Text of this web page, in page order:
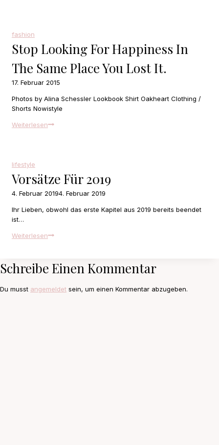
fashion
Stop Looking For Happiness In
The Same Place You Lost It.
17. Februar 2015
Photos by Alina Schessler Lookbook Shirt Oakheart Clothing /
Shorts Nowistyle
WeiterlesenStop
same
place
lost
lifestyle
Vorsätze Für 2019
4. Februar 20194. Februar 2019
Ihr Lieben, obwohl das erste Kapitel aus 2019 bereits beendet
ist…
WeiterlesenVorsätze
Schreibe Einen Kommentar
Du musst angemeldet sein, um einen Kommentar abzugeben.